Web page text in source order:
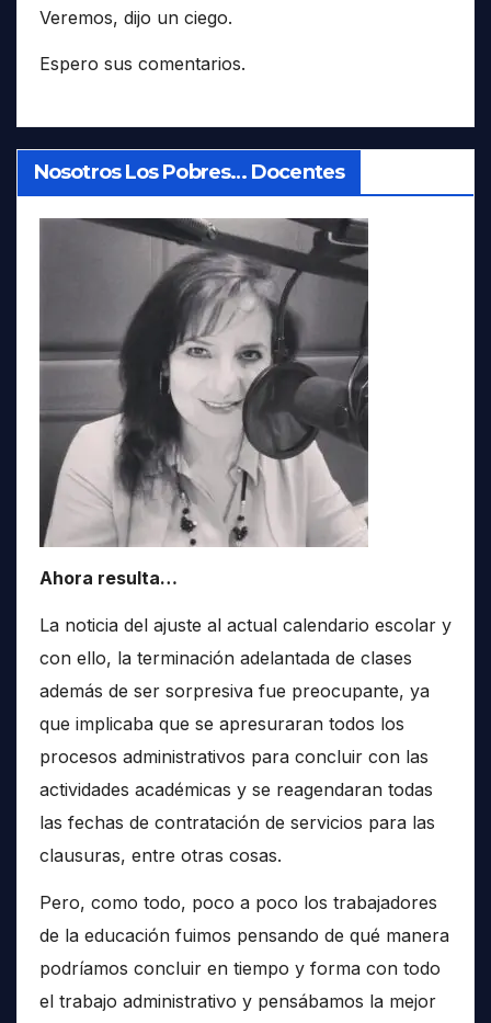
Veremos, dijo un ciego.
Espero sus comentarios.
Nosotros Los Pobres… Docentes
Ahora resulta…
La noticia del ajuste al actual calendario escolar y
con ello, la terminación adelantada de clases
además de ser sorpresiva fue preocupante, ya
que implicaba que se apresuraran todos los
procesos administrativos para concluir con las
actividades académicas y se reagendaran todas
las fechas de contratación de servicios para las
clausuras, entre otras cosas.
Pero, como todo, poco a poco los trabajadores
de la educación fuimos pensando de qué manera
podríamos concluir en tiempo y forma con todo
el trabajo administrativo y pensábamos la mejor